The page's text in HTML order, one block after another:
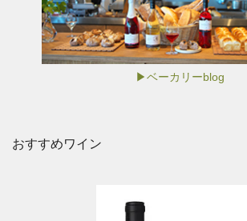
▶ベーカリーblog
おすすめワイン